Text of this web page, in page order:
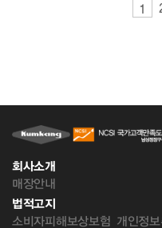
1
회사소개
매장안내
법적고지
소비자피해보상보험 개인정